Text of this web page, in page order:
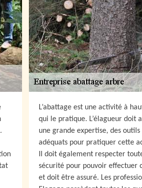
L’abattage est une activité à
qui le pratique. L’élagueur doit
une grande expertise, des
adéquats pour pratiquer cette
Il doit également respecter
sécurité pour pouvoir effectuer
et doit être assuré. Les